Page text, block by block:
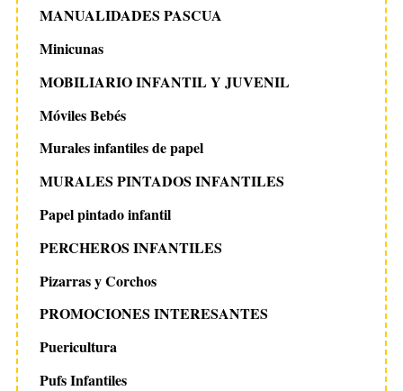
MANUALIDADES PASCUA
Minicunas
MOBILIARIO INFANTIL Y JUVENIL
Móviles Bebés
Murales infantiles de papel
MURALES PINTADOS INFANTILES
Papel pintado infantil
PERCHEROS INFANTILES
Pizarras y Corchos
PROMOCIONES INTERESANTES
Puericultura
Pufs Infantiles